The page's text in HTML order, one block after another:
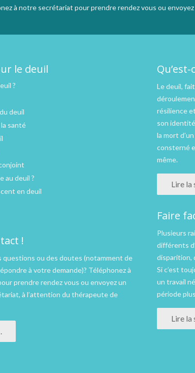
à notre secrétariat pour prendre rendez vous ou
le deuil
?
deuil
santé
au deuil ?
en deuil
!
questions ou des doutes (notamment de
à votre demande)? Téléphonezà
prendre rendez vous ou envoyez un
à l’attention du thérapeute de
Le deuil,
résilience
son
la mort
consterné
même.
Lire la
Faire
Plusieurs
différents
disparition,
Si c’est
un travail
période
Lire la